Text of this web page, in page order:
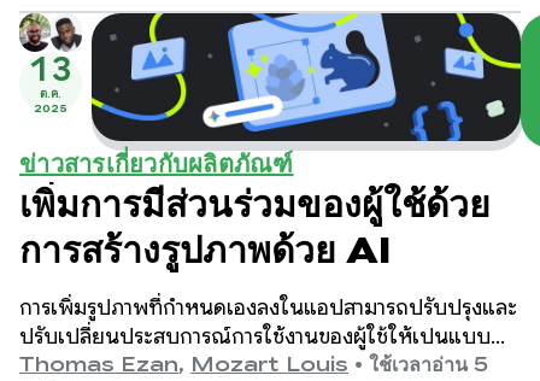
13
ต.ค.
2025
ข่าวสารเกี่ยวกับผลิตภัณฑ์
เพิ่มการมีส่วนร่วมของผู้ใช้ด้วย
การสร้างรูปภาพด้วย AI
การเพิ่มรูปภาพที่กำหนดเองลงในแอปสามารถปรับปรุงและ
ปรับเปลี่ยนประสบการณ์การใช้งานของผู้ใช้ให้เป็นแบบ
เฉพาะบุคคล รวมถึงเพิ่มการมีส่วนร่วมของผู้ใช้ได้อย่างมาก
Thomas Ezan, Mozart Louis • ใช้เวลาอ่าน 5